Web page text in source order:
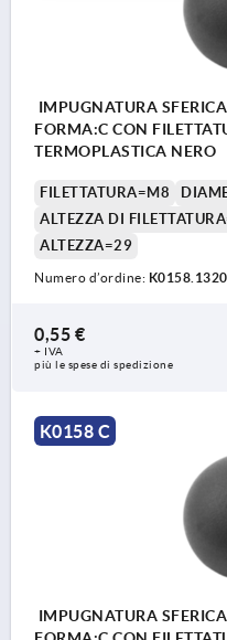
IMPUGNATURA
FORMA:C CON
TERMOPLASTICA NERO
FILETTATURA=M8
ALTEZZA DI
ALTEZZA=29
Numero d’ordine:
0,55 €
+ IVA
più le spese di spedizione
K0158 C
IMPUGNATURA